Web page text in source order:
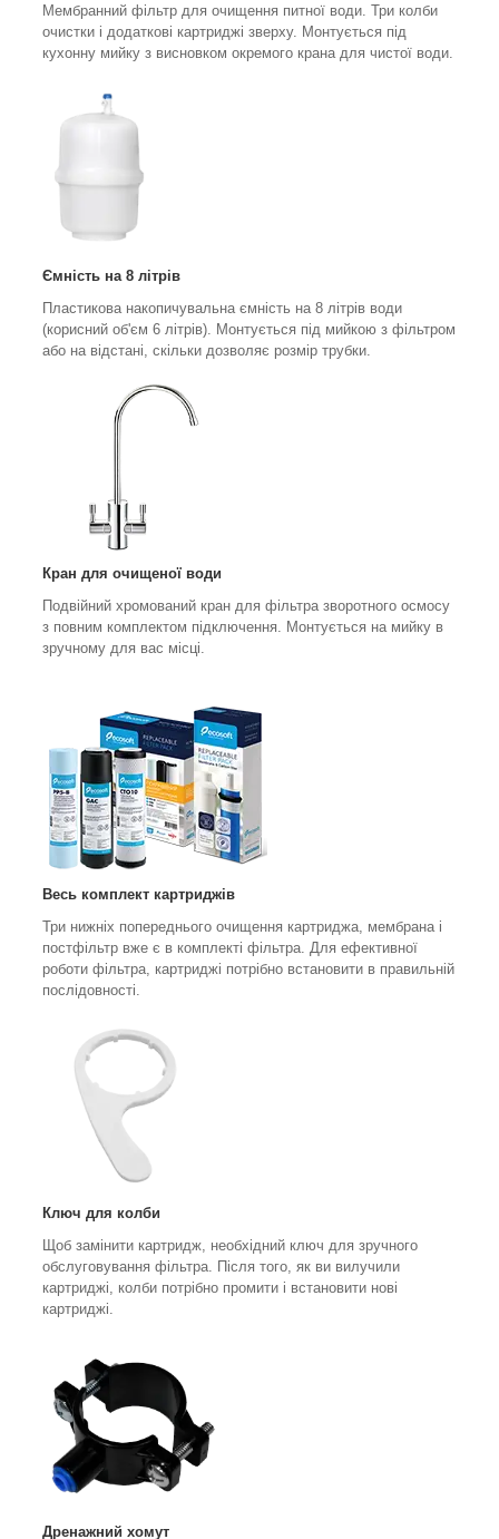
Мембранний фільтр для очищення питної води. Три колби
очистки і додаткові картриджі зверху. Монтується під
кухонну мийку з висновком окремого крана для чистої води.
Ємність на 8 літрів
Пластикова накопичувальна ємність на 8 літрів води
(корисний об'єм 6 літрів). Монтується під мийкою з фільтром
або на відстані, скільки дозволяє розмір трубки.
Кран для очищеної води
Подвійний хромований кран для фільтра зворотного осмосу
з повним комплектом підключення. Монтується на мийку в
зручному для вас місці.
Весь комплект картриджів
Три нижніх попереднього очищення картриджа, мембрана і
постфільтр вже є в комплекті фільтра. Для ефективної
роботи фільтра, картриджі потрібно встановити в правильній
послідовності.
Ключ для колби
Щоб замінити картридж, необхідний ключ для зручного
обслуговування фільтра. Після того, як ви вилучили
картриджі, колби потрібно промити і встановити нові
картриджі.
Дренажний хомут